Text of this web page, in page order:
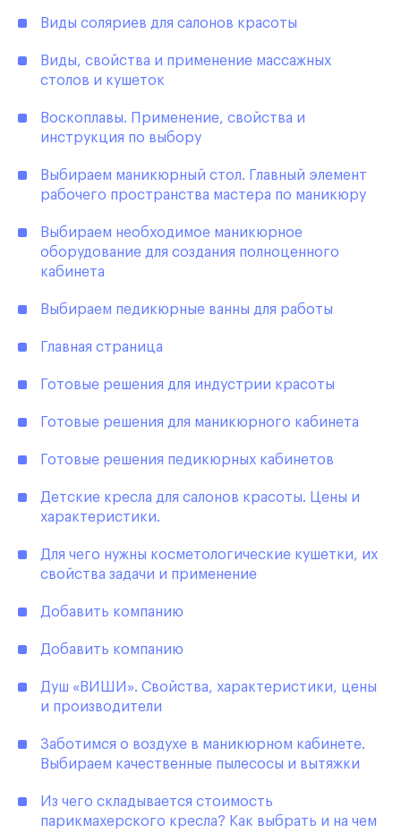
Виды соляриев для салонов красоты
Виды, свойства и применение массажных
столов и кушеток
Воскоплавы. Применение, свойства и
инструкция по выбору
Выбираем маникюрный стол. Главный элемент
рабочего пространства мастера по маникюру
Выбираем необходимое маникюрное
оборудование для создания полноценного
кабинета
Выбираем педикюрные ванны для работы
Главная страница
Готовые решения для индустрии красоты
Готовые решения для маникюрного кабинета
Готовые решения педикюрных кабинетов
Детские кресла для салонов красоты. Цены и
характеристики.
Для чего нужны косметологические кушетки, их
свойства задачи и применение
Добавить компанию
Добавить компанию
Душ «ВИШИ». Свойства, характеристики, цены
и производители
Заботимся о воздухе в маникюрном кабинете.
Выбираем качественные пылесосы и вытяжки
Из чего складывается стоимость
парикмахерского кресла? Как выбрать и на чем